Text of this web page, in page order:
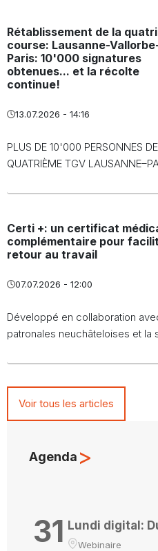
Rétablissement de la
course: Lausanne-
Paris: 10'000 signatures
obtenues... et la récolte
continue!
13.07.2026 - 14:16
PLUS DE 10'000 PERSONNES
QUATRIÈME TGV
Certi +: un certificat
complémentaire pour
retour au travail
07.07.2026 - 12:00
Développé en collaboration
patronales neuchâteloises et
Voir tous les articles
Agenda >
31 Lundi digital:
Webinaire